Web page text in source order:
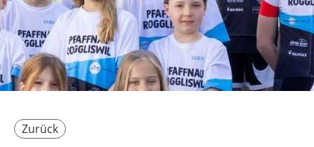
Zurück